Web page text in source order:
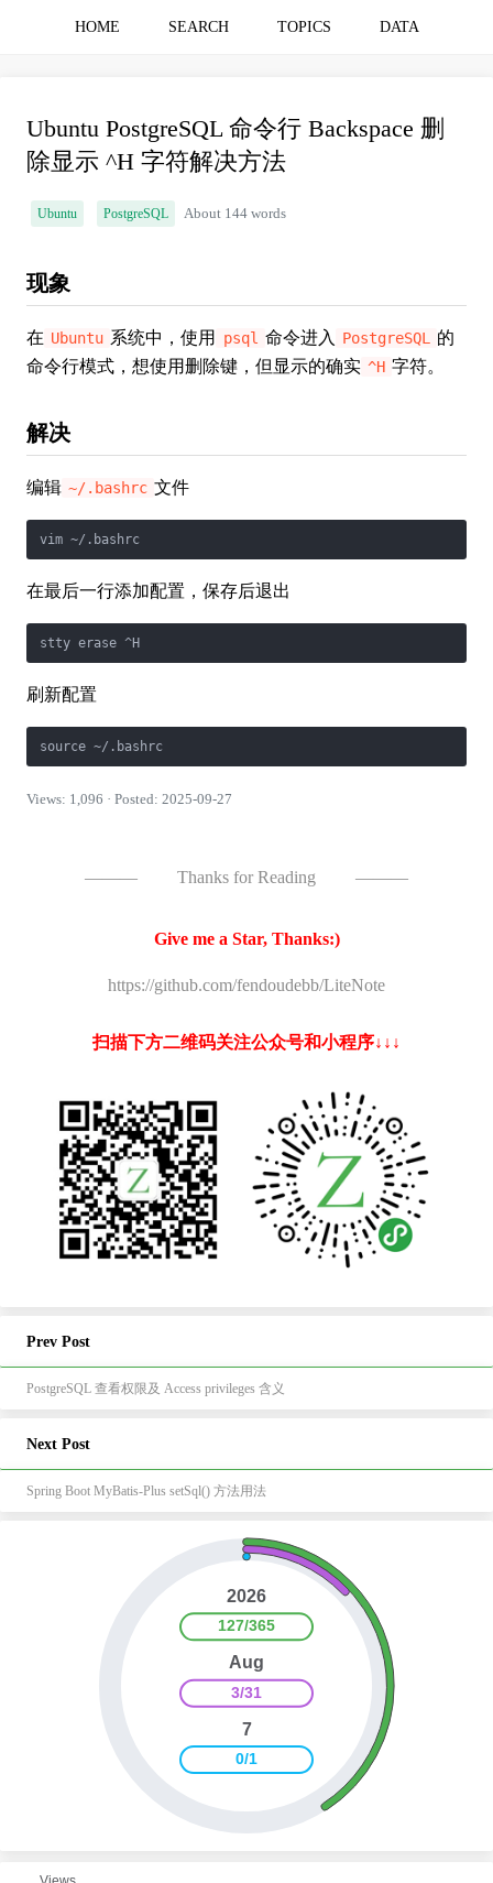
HOME SEARCH TOPICS DATA
Ubuntu PostgreSQL 命令行 Backspace 删
除显示 ^H 字符解决方法
Ubuntu PostgreSQL About 144 words
现象
在 Ubuntu 系统中，使用 psql 命令进入 PostgreSQL
的
命令行模式，想使用删除键，但显示的确实 ^H 字符。
解决
编辑 ~/.bashrc 文件
在最后一行添加配置，保存后退出
刷新配置
Views: 1,096 · Posted: 2025-09-27
——— Thanks for Reading ———
Give me a Star, Thanks:)
https://github.com/fendoudebb/LiteNote
扫描下方二维码关注公众号和小程序↓↓↓
Prev Post
PostgreSQL 查看权限及 Access privileges 含义
Next Post
Spring Boot MyBatis-Plus setSql() 方法用法